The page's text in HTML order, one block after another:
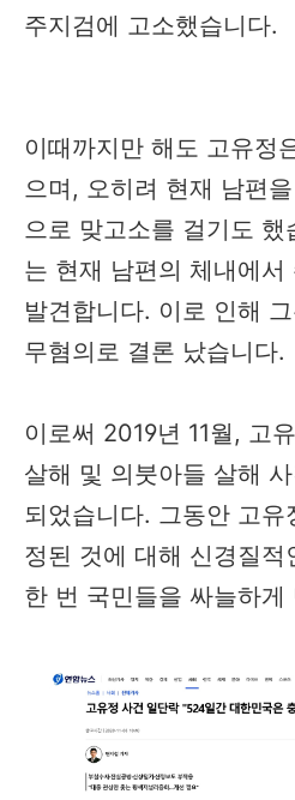
주지검에 고소했습니다.
이때까지만 해도 고유정
으며, 오히려 현재 남편
으로 맞고소를 걸기도
는 현재 남편의 체내에서
발견합니다. 이로 인해
무혐의로 결론 났습니다.
이로써 2019년 11월, 고
살해 및 의붓아들 살해
되었습니다. 그동안 고유
정된 것에 대해 신경질
한 번 국민들을 싸늘하게